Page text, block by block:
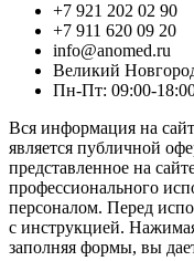
+7 921 202 02 90
+7 911 620 09 20
info@anomed.ru
Великий
Пн-Пт: 09:00-
Вся информация на
является публичной
представленное на
профессионального
персоналом. Перед
с инструкцией.
заполняя формы, вы